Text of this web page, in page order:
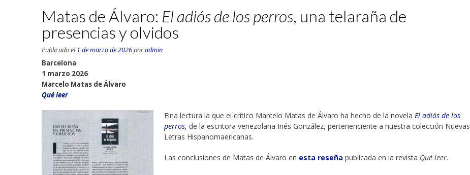
Matas de Álvaro: El adiós de los perros, una telaraña de
presencias y olvidos
Publicado el 1 de marzo de 2026poradmin
Barcelona
1 marzo 2026
Marcelo Matas de Álvaro
Qué leer
Fina lectura la que el crítico Marcelo Matas de Álvaro ha hecho de la novela El adiós de los
perros, de la escritora venezolana Inés González, pertenenciente a nuestra colección Nuevas
Letras Hispanomaericanas.
Las conclusiones de Matas de Álvaro en esta reseña publicada en la revista Qué leer.